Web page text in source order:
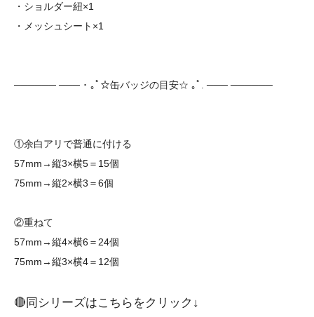
・ショルダー紐×1
・メッシュシート×1
────── ─── ･ ｡ﾟ☆缶バッジの目安☆ ｡ﾟ. ─── ──────
①余白アリで普通に付ける
57mm→縦3×横5＝15個
75mm→縦2×横3＝6個
②重ねて
57mm→縦4×横6＝24個
75mm→縦3×横4＝12個
🔴同シリーズはこちらをクリック↓